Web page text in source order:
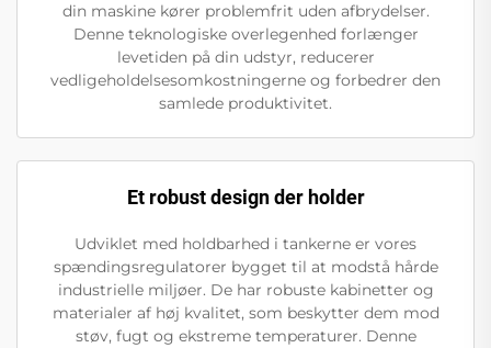
din maskine kører problemfrit uden afbrydelser.
Denne teknologiske overlegenhed forlænger
levetiden på din udstyr, reducerer
vedligeholdelsesomkostningerne og forbedrer den
samlede produktivitet.
Et robust design der holder
Udviklet med holdbarhed i tankerne er vores
spændingsregulatorer bygget til at modstå hårde
industrielle miljøer. De har robuste kabinetter og
materialer af høj kvalitet, som beskytter dem mod
støv, fugt og ekstreme temperaturer. Denne